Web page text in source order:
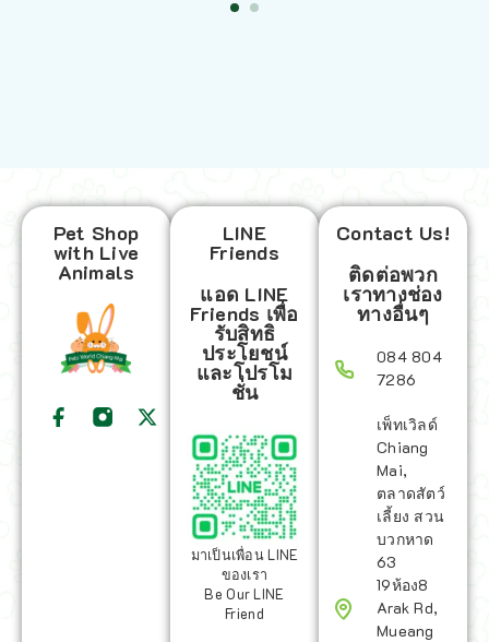
Pet Shop
with Live
Animals
LINE
Friends
แอด LINE
Friends เพื่อ
รับสิทธิ
ประโยชน์
และโปรโม
ชั่น
มาเป็นเพื่อน LINE
ของเรา
Be Our LINE
Friend
Contact Us!
ติดต่อพวก
เราทางช่อง
ทางอื่นๆ
084 804
7286
เพ็ทเวิลด์
Chiang
Mai,
ตลาดสัตว์
เลี้ยง สวน
บวกหาด
63
19ห้อง8
Arak Rd,
Mueang